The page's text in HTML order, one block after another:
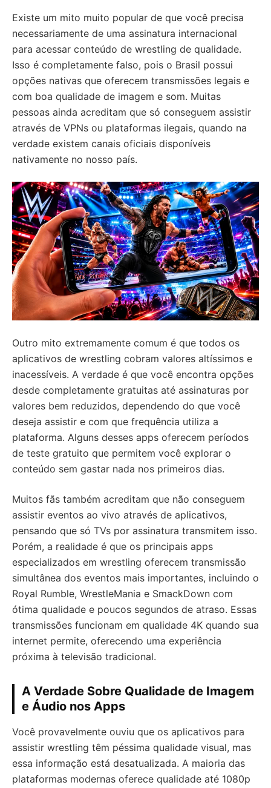
Existe um mito muito popular de que você precisa
necessariamente de uma assinatura internacional
para acessar conteúdo de wrestling de qualidade.
Isso é completamente falso, pois o Brasil possui
opções nativas que oferecem transmissões legais e
com boa qualidade de imagem e som. Muitas
pessoas ainda acreditam que só conseguem assistir
através de VPNs ou plataformas ilegais, quando na
verdade existem canais oficiais disponíveis
nativamente no nosso país.
Outro mito extremamente comum é que todos os
aplicativos de wrestling cobram valores altíssimos e
inacessíveis. A verdade é que você encontra opções
desde completamente gratuitas até assinaturas por
valores bem reduzidos, dependendo do que você
deseja assistir e com que frequência utiliza a
plataforma. Alguns desses apps oferecem períodos
de teste gratuito que permitem você explorar o
conteúdo sem gastar nada nos primeiros dias.
Muitos fãs também acreditam que não conseguem
assistir eventos ao vivo através de aplicativos,
pensando que só TVs por assinatura transmitem isso.
Porém, a realidade é que os principais apps
especializados em wrestling oferecem transmissão
simultânea dos eventos mais importantes, incluindo o
Royal Rumble, WrestleMania e SmackDown com
ótima qualidade e poucos segundos de atraso. Essas
transmissões funcionam em qualidade 4K quando sua
internet permite, oferecendo uma experiência
próxima à televisão tradicional.
A Verdade Sobre Qualidade de Imagem
e Áudio nos Apps
Você provavelmente ouviu que os aplicativos para
assistir wrestling têm péssima qualidade visual, mas
essa informação está desatualizada. A maioria das
plataformas modernas oferece qualidade até 1080p